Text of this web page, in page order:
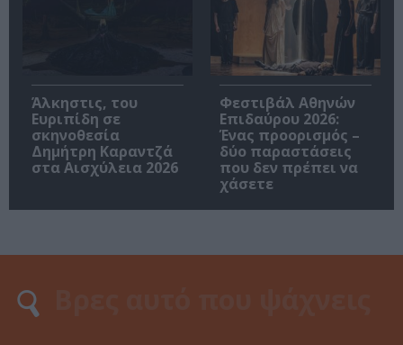
Άλκηστις, του
Ευριπίδη σε
σκηνοθεσία
Δημήτρη Καραντζά
στα Αισχύλεια 2026
Φεστιβάλ Αθηνών
Επιδαύρου 2026:
Ένας προορισμός –
δύο παραστάσεις
που δεν πρέπει να
χάσετε